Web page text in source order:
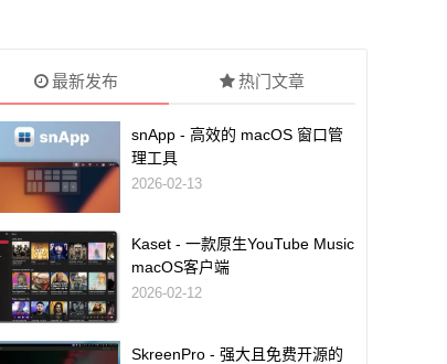
最新发布 热门文章
snApp - 高效的 macOS 窗口管
理工具
2026-02-13
Kaset - 一款原生YouTube Music
macOS客户端
2026-02-12
SkreenPro - 强大且免费开源的